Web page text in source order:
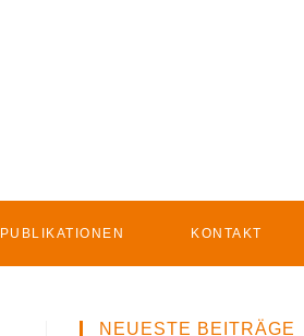
PUBLIKATIONEN KONTAKT
NEUESTE BEITRÄGE